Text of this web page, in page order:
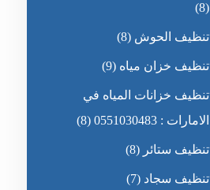
(8)
تنظيف الحوش (8)
تنظيف خزان مياه (9)
تنظيف خزانات المياه في
الامارات : 0551030483
(8)
تنظيف ستائر (8)
تنظيف سجاد (7)